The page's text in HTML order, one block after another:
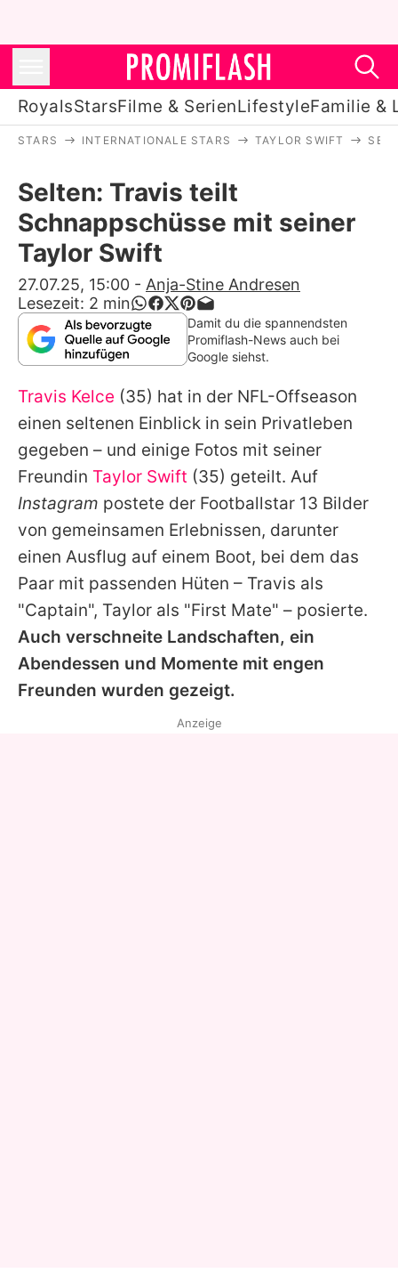
RoyalsStarsFilme & SerienLifestyleFamilie &
Stars
Filme & Serien
Lifestyle
Familie & Liebe
Promiflash Exklusiv
Alle Themen auf Promiflash
Jobs
App runterladen
Team
Redaktionelle Richtlinien
Impressum
Datenschutzerklärung
Utiq verwalten
STARS INTERNATIONALE STARS TAYLOR SWIFT
Selten: Travis teilt
Schnappschüsse mit seiner
Taylor Swift
27.07.25, 15:00 - Anja-Stine Andresen
Lesezeit: 2 min
Damit du die spannendsten
Promiflash-News auch bei
Google siehst.
Travis Kelce (35) hat in der NFL-Offseason
einen seltenen Einblick in sein Privatleben
gegeben – und einige Fotos mit seiner
Freundin Taylor Swift (35) geteilt. Auf
Instagram postete der Footballstar 13 Bilder
von gemeinsamen Erlebnissen, darunter
einen Ausflug auf einem Boot, bei dem das
Paar mit passenden Hüten – Travis als
"Captain", Taylor als "First Mate" – posierte.
Auch verschneite Landschaften, ein
Abendessen und Momente mit engen
Freunden wurden gezeigt.
Anzeige